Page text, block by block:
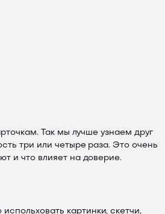
Так мы лучше узнаем друг
три или четыре раза. Это очень
и что влияет на доверие.
картинки, скетчи,